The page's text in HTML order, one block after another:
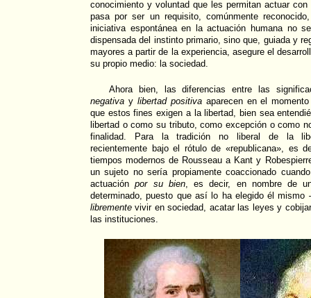
conocimiento y voluntad que les permitan actuar
pasa por ser un requisito, comúnmente
iniciativa espontánea en la actuación humana no
dispensada del instinto primario, sino que, guiada y
mayores a partir de la experiencia, asegure el
su propio medio: la sociedad.
Ahora bien, las diferencias entre las
negativa ylibertad positivaaparecen en el
que estos fines exigen a la libertad, bien sea
libertad o como su tributo, como excepción o como
finalidad. Para la tradición no liberal de la
recientemente bajo el rótulo de «republicana», es
tiempos modernos de Rousseau a Kant y
un sujeto no sería propiamente coaccionado
actuaciónpor su bien, es decir, en nombre de
determinado, puesto que así lo ha elegido él mismo
libremente vivir en sociedad, acatar las leyes y
las instituciones.